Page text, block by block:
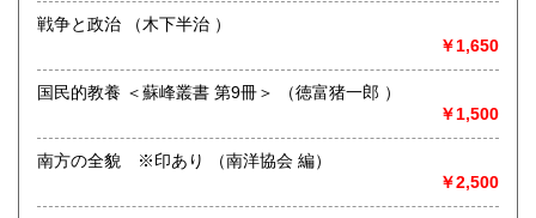
戦争と政治 （木下半治 ）
￥1,650
国民的教養 ＜蘇峰叢書 第9冊＞ （徳富猪一郎 ）
￥1,500
南方の全貌 ※印あり （南洋協会 編）
￥2,500